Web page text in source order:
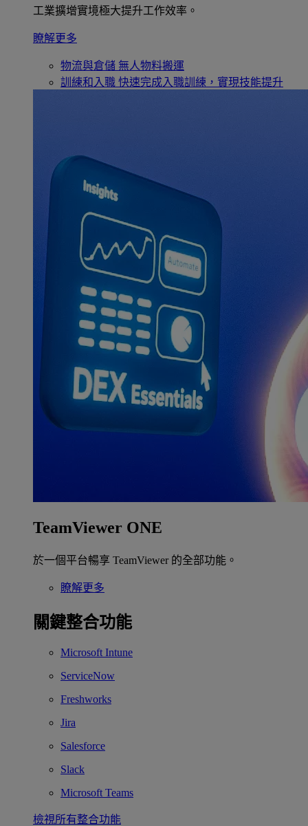
工業擴增實境極大提升工作效率。
瞭解更多
物流與倉儲 無人物料搬運
訓練和入職 快速完成入職訓練，實現技能提升
TeamViewer ONE
於一個平台暢享 TeamViewer 的全部功能。
瞭解更多
關鍵整合功能
Microsoft Intune
ServiceNow
Freshworks
Jira
Salesforce
Slack
Microsoft Teams
檢視所有整合功能